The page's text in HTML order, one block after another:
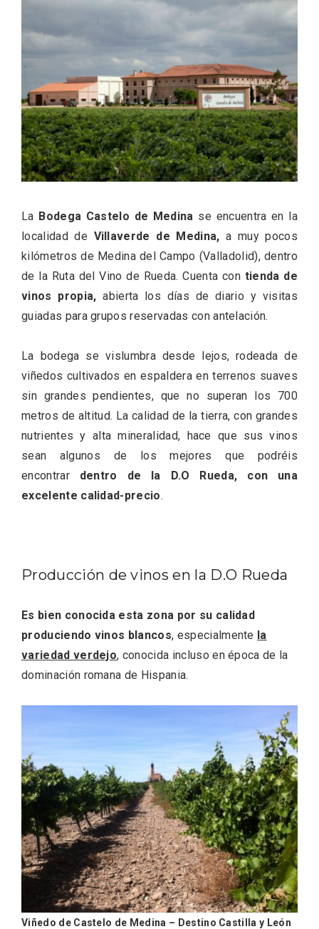
La Bodega Castelo de Medina se encuentra en la
localidad de Villaverde de Medina, a muy pocos
kilómetros de Medina del Campo (Valladolid), dentro
de la Ruta del Vino de Rueda. Cuenta con tienda de
vinos propia,abierta los días de diario y visitas
guiadas para grupos reservadas con antelación.
La bodega se vislumbra desde lejos, rodeada de
viñedos cultivados en espaldera en terrenos suaves
sin grandes pendientes, que no superan los 700
metros de altitud. La calidad de la tierra, con grandes
nutrientes y alta mineralidad, hace que sus vinos
sean algunos de los mejores que podréis
encontrar dentro de la D.O Rueda, con una
excelente calidad-precio.
Producción de vinos en la D.O Rueda
Es bien conocida esta zona por su calidad
produciendo vinos blancos, especialmente la
variedad verdejo, conocida incluso en época de la
dominación romana de Hispania.
Viñedo de Castelo de Medina – Destino Castilla y León
Ultimas entradas
Fiesta de los Fueros 2026 de Sepúlveda
y Feria de Artesanía
Velay, una imagen renovada para el
vermouth de Valladolid